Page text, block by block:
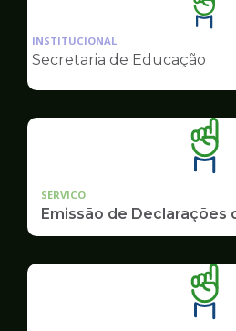
da
INSTITUCIONAL
Secretaria de Educação
SERVICO
Emissão de Declarações